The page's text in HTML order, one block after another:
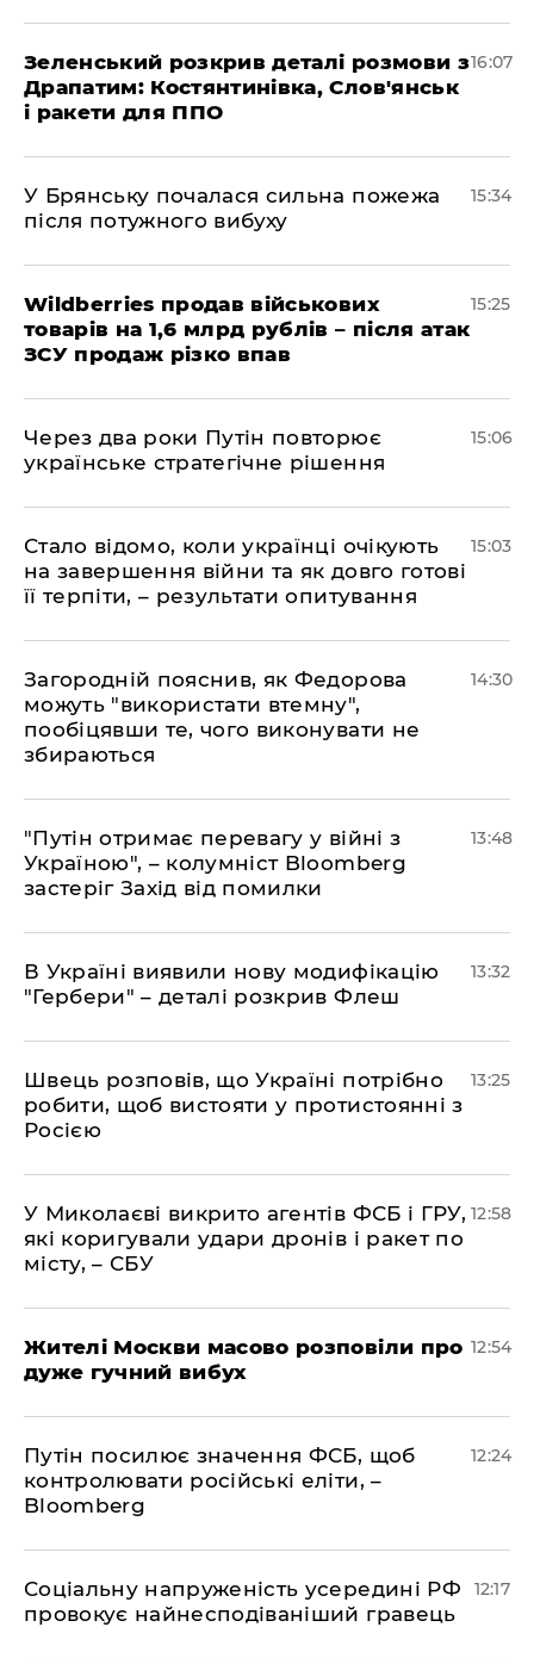
Зеленський розкрив деталі розмови з
Драпатим: Костянтинівка, Слов'янськ
і ракети для ППО
16:07
У Брянську почалася сильна пожежа
після потужного вибуху
15:34
Wildberries продав військових
товарів на 1,6 млрд рублів – після атак
ЗСУ продаж різко впав
15:25
Через два роки Путін повторює
українське стратегічне рішення
15:06
Стало відомо, коли українці очікують
на завершення війни та як довго готові
її терпіти, – результати опитування
15:03
Загородній пояснив, як Федорова
можуть "використати втемну",
пообіцявши те, чого виконувати не
збираються
14:30
"Путін отримає перевагу у війні з
Україною", – колумніст Bloomberg
застеріг Захід від помилки
13:48
В Україні виявили нову модифікацію
"Гербери" – деталі розкрив Флеш
13:32
Швець розповів, що Україні потрібно
робити, щоб вистояти у протистоянні з
Росією
13:25
У Миколаєві викрито агентів ФСБ і ГРУ,
які коригували удари дронів і ракет по
місту, – СБУ
12:58
Жителі Москви масово розповіли про
дуже гучний вибух
12:54
Путін посилює значення ФСБ, щоб
контролювати російські еліти, –
Bloomberg
12:24
Соціальну напруженість усередині РФ
провокує найнесподіваніший гравець
12:17